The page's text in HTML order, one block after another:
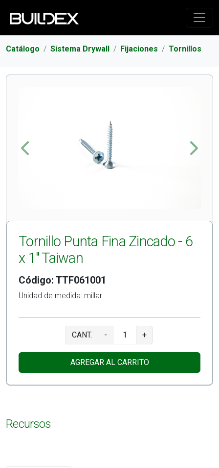
Catálogo Sistema Drywall Fijaciones Tornillos
Tornillo Punta Fina Zincado - 6
x 1" Taiwan
Código: TTF061001
Unidad de medida: millar
CANT. - +
AGREGAR AL CARRITO
Recursos